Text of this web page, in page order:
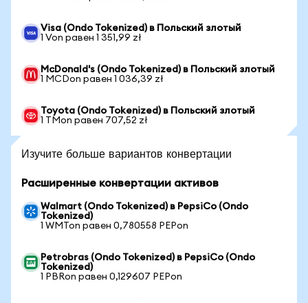
Visa (Ondo Tokenized) в Польский злотый
1 Von равен 1 351,99 zł
McDonald's (Ondo Tokenized) в Польский злотый
1 MCDon равен 1 036,39 zł
Toyota (Ondo Tokenized) в Польский злотый
1 TMon равен 707,52 zł
Изучите больше вариантов конвертации
Расширенные конвертации активов
Walmart (Ondo Tokenized) в PepsiCo (Ondo
Tokenized)
1 WMTon равен 0,780558 PEPon
Petrobras (Ondo Tokenized) в PepsiCo (Ondo
Tokenized)
1 PBRon равен 0,129607 PEPon